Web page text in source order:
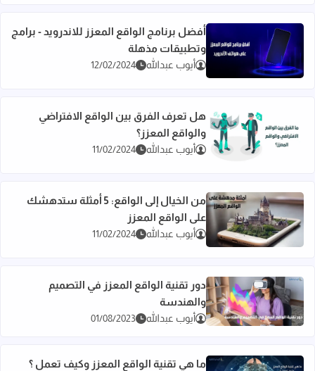
اقرأ المزيد عن أفضل برنامج الواقع المعزز للاندرويد - برامج
أفضل برنامج الواقع المعزز للاندرويد - برامج
وتطبيقات مذهلة
أيوب عبدالله 12/02/2024
اقرأ المزيد عن هل تعرف الفرق بين الواقع الافتراضي والواقع
هل تعرف الفرق بين الواقع الافتراضي
والواقع المعزز؟
أيوب عبدالله 11/02/2024
اقرأ المزيد عن من الخيال إلى الواقع: 5 أمثلة ستدهشك على الواقع المعزز
من الخيال إلى الواقع: 5 أمثلة ستدهشك
على الواقع المعزز
أيوب عبدالله 11/02/2024
اقرأ المزيد عن دور تقنية الواقع المعزز في التصميم والهندسة
دور تقنية الواقع المعزز في التصميم
والهندسة
أيوب عبدالله 01/08/2023
ما هي تقنية الواقع المعزز وكيف تعمل ؟